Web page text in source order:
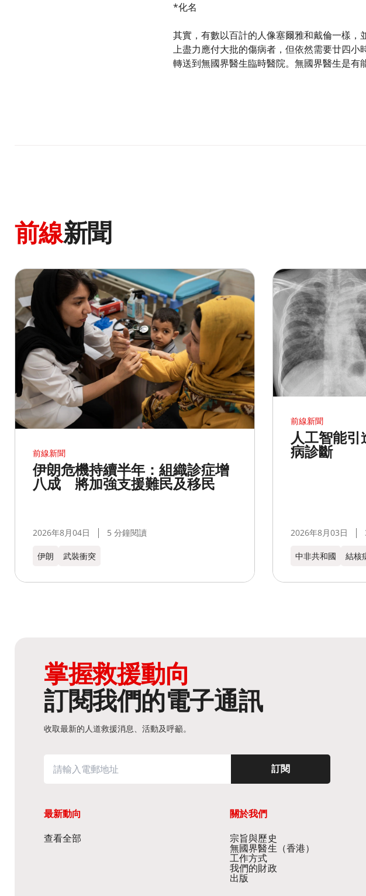
*化名
其實，有數以百計的人像塞爾雅和戴倫一樣
上盡力應付大批的傷病者，但依然需要廿四
轉送到無國界醫生臨時醫院。無國界醫生是有
前線新聞
前線新聞
伊朗危機持續半年：組織診症增
八成 將加強支援難民及移民
2026年8月04日 5 分鐘閱讀
伊朗 武裝衝突
前線新聞
人工智能
病診斷
2026年8月03日
中非共和國 結核
掌握救援動向
訂閱我們的電子通訊
收取最新的人道救援消息、活動及呼籲。
訂閱
最新動向
查看全部
關於我們
宗旨與歷史​
無國界醫生（香港）​
工作方式
我們的財政
出版